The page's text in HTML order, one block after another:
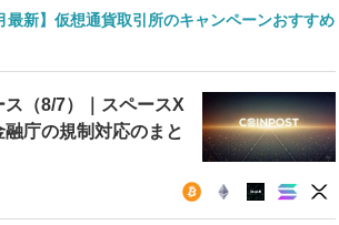
最新】仮想通貨取引所のキャンペーンおすすめ
（8/7）｜スペースX
庁の規制対応のまと